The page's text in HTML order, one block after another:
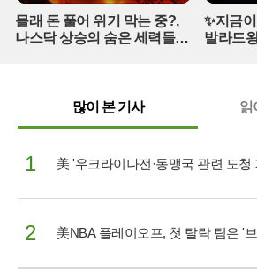
몰래 돈 풀어 위기 막는 중?,
나스닥 상승의 숨은 세력들
✨지금
발라드
많이 본 기사
읽
1 美 '우크라이나전·동맹국 관련 도청
2 美NBA 플레이오프, 첫 탈락 팀은 '